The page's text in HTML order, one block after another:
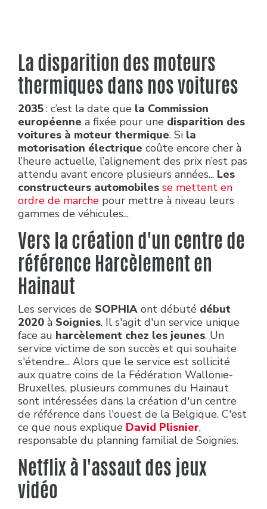
La disparition des moteurs
thermiques dans nos voitures
2035: c’est la date que la Commission
européenne a fixée pour une disparition des
voitures à moteur thermique. Si la
motorisation électrique coûte encore cher à
l’heure actuelle, l’alignement des prix n’est pas
attendu avant encore plusieurs années... Les
constructeurs automobiles se mettent en
ordre de marche pour mettre à niveau leurs
gammes de véhicules...
Vers la création d'un centre de
référence Harcèlement en
Hainaut
Les services de SOPHIA ont débuté début
2020 à Soignies. Il s'agit d'un service unique
face au harcèlement chez les jeunes. Un
service victime de son succès et qui souhaite
s'étendre... Alors que le service est sollicité
aux quatre coins de la Fédération Wallonie-
Bruxelles, plusieurs communes du Hainaut
sont intéressées dans la création d'un centre
de référence dans l'ouest de la Belgique. C'est
ce que nous explique David Plisnier,
responsable du planning familial de Soignies.
Netflix à l'assaut des jeux
vidéo